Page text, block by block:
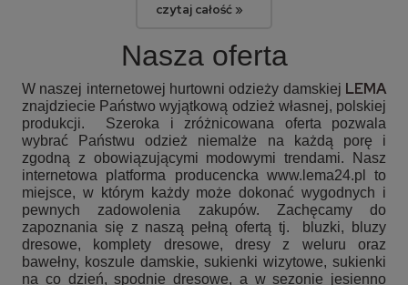
czytaj całość »
Nasza oferta
W naszej internetowej hurtowni odzieży damskiej LEMA
znajdziecie Państwo wyjątkową odzież własnej, polskiej
produkcji. Szeroka i zróżnicowana oferta pozwala
wybrać Państwu odzież niemalże na każdą porę i
zgodną z obowiązującymi modowymi trendami. Nasz
internetowa platforma producencka www.lema24.pl to
miejsce, w którym każdy może dokonać wygodnych i
pewnych zadowolenia zakupów. Zachęcamy do
zapoznania się z naszą pełną ofertą tj.
bluzki, bluzy
dresowe, komplety dresowe, dresy z weluru oraz
bawełny, koszule damskie, sukienki wizytowe, sukienki
na co dzień, spodnie dresowe, a w sezonie jesienno